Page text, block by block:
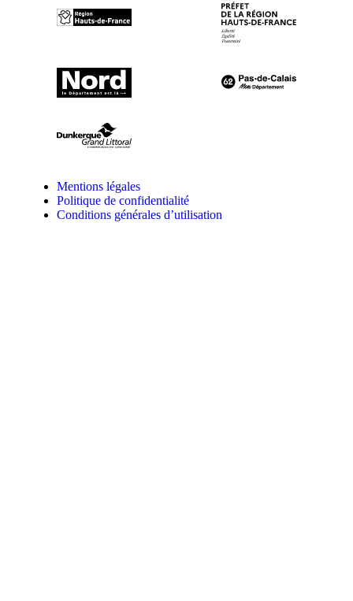
Mentions légales
Politique de confidentialité
Conditions générales d’utilisation